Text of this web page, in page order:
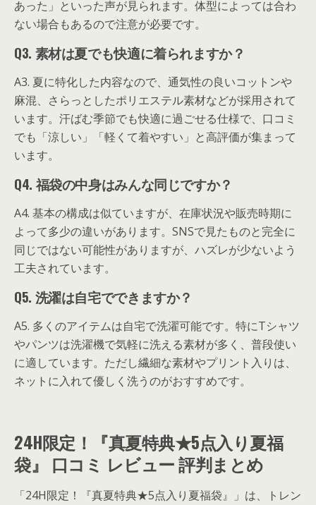
あった」といった声が見られます。体型によっては合わ
ない場合もあるので注意が必要です。
Q3. 素材は夏でも快適に着られますか？
A3. 夏に特化した内容なので、通気性の良いコットンや
麻混、さらっとしたポリエステル素材などが採用されて
います。汗ばむ季節でも快適に過ごせる仕様で、口コミ
でも「涼しい」「軽くて着やすい」と高評価が集まって
います。
Q4. 福袋の中身はみんな同じですか？
A4. 基本の構成は似ていますが、在庫状況や販売時期に
よって多少の違いがあります。SNSで見たものと完全に
同じではない可能性がありますが、ハズレが少ないよう
工夫されています。
Q5. 洗濯は自宅でできますか？
A5. 多くのアイテムは自宅で洗濯可能です。特にTシャツ
やパンツは洗濯機で気軽に洗える素材が多く、普段使い
に適しています。ただし繊細な素材やプリント入りは、
ネットに入れて優しく洗うのがおすすめです。
24H限定！『真夏特典★5点入り夏福
袋』 口コミ レビュー 評判まとめ
「24H限定！『真夏特典★5点入り夏福袋』」は、トレン